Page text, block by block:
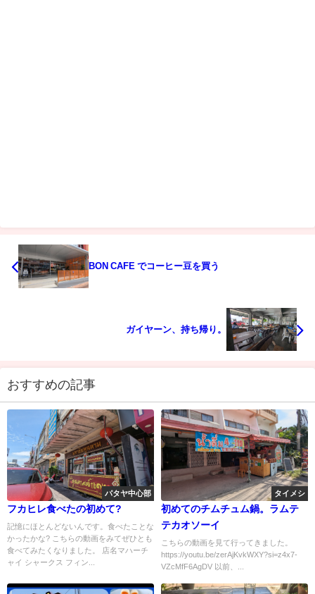
BON CAFE でコーヒー豆を買う
ガイヤーン、持ち帰り。
おすすめの記事
パタヤ中心部
フカヒレ食べたの初めて?
記憶にほとんどないんです。食べたことな
かったかな? こちらの動画をみてぜひとも
食べてみたくなりました。 店名マハーチ
ャイ シャークス フィン...
タイメシ
初めてのチムチュム鍋。ラムテ
テカオソーイ
こちらの動画を見て行ってきました。
https://youtu.be/zerAjKvkWXY?si=z4x7-
VZcMfF6AgDV 以前、...